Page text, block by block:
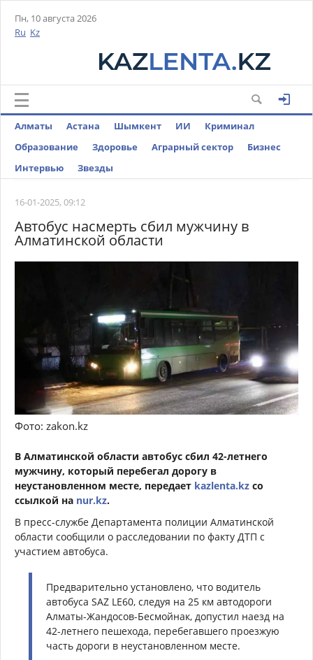
Пн, 10 августа 2026
Ru Kz
Алматы Астана Шымкент ИИ
Криминал
Образование
Здоровье Аграрный сектор
Бизнес
Интервью
Звезды
16-01-2025, 09:12
Автобус насмерть сбил мужчину в
Алматинской области
Фото: zakon.kz
В Алматинской области автобус сбил 42-летнего
мужчину, который перебегал дорогу в
неустановленном месте, передает kazlenta.kz со
ссылкой на nur.kz.
В пресс-службе Департамента полиции Алматинской
области сообщили о расследовании по факту ДТП с
участием автобуса.
Предварительно установлено, что водитель
автобуса SAZ LE60, следуя на 25 км автодороги
Алматы-Жандосов-Бесмойнак, допустил наезд на
42-летнего пешехода, перебегавшего проезжую
часть дороги в неустановленном месте.